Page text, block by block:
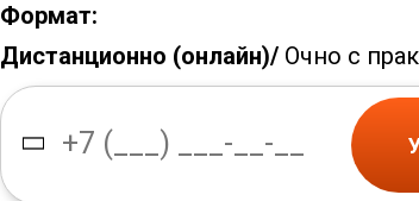
Формат:
Дистанционно (онлайн)/ Очно с